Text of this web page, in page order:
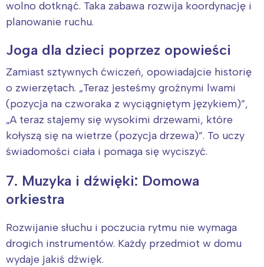
wolno dotknąć. Taka zabawa rozwija koordynację i
planowanie ruchu.
Joga dla dzieci poprzez opowieści
Zamiast sztywnych ćwiczeń, opowiadajcie historię
o zwierzętach. „Teraz jesteśmy groźnymi lwami
(pozycja na czworaka z wyciągniętym językiem)”,
„A teraz stajemy się wysokimi drzewami, które
kołyszą się na wietrze (pozycja drzewa)”. To uczy
świadomości ciała i pomaga się wyciszyć.
7. Muzyka i dźwięki: Domowa
orkiestra
Rozwijanie słuchu i poczucia rytmu nie wymaga
drogich instrumentów. Każdy przedmiot w domu
wydaje jakiś dźwięk.